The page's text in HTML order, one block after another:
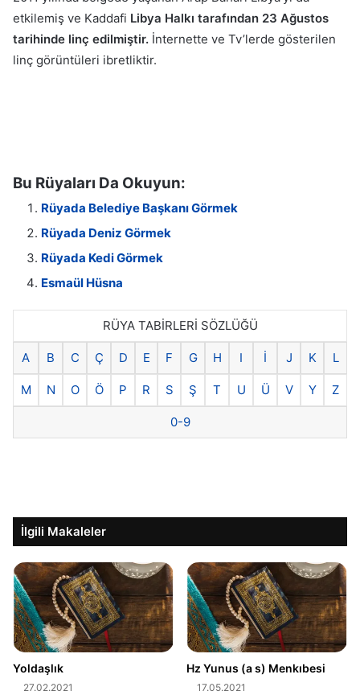
etkilemiş ve Kaddafi Libya Halkı tarafından 23 Ağustos
tarihinde linç edilmiştir. İnternette ve Tv’lerde gösterilen
linç görüntüleri ibretliktir.
Bu Rüyaları Da Okuyun:
Rüyada Belediye Başkanı Görmek
Rüyada Deniz Görmek
Rüyada Kedi Görmek
Esmaül Hüsna
RÜYA TABİRLERİ SÖZLÜĞÜ
A B C Ç D E F G H I İ J K L
M N O Ö P R S Ş T U Ü V Y Z
0-9
İlgili Makaleler
Yoldaşlık
27.02.2021
Hz Yunus (a s) Menkıbesi
17.05.2021